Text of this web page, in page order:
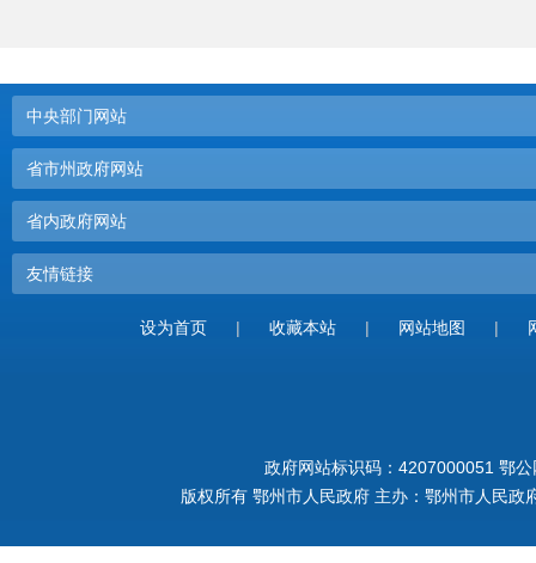
中央部门网站
省市州政府网站
省内政府网站
友情链接
设为首页 | 收藏本站 | 网站地图 |
政府网站标识码：4207000051 鄂
版权所有 鄂州市人民政府 主办：鄂州市人民